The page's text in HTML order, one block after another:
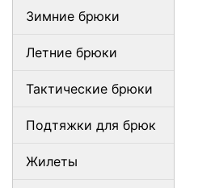
Зимние брюки
Летние брюки
Тактические брюки
Подтяжки для брюк
Жилеты